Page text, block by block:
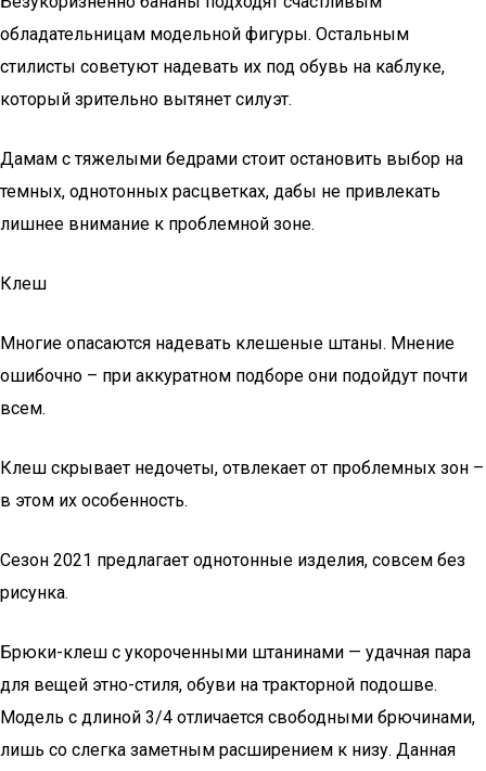
обладательницам модельной фигуры. Остальным
стилисты советуют надевать их под обувь на каблуке,
который зрительно вытянет силуэт.
Дамам с тяжелыми бедрами стоит остановить выбор на
темных, однотонных расцветках, дабы не привлекать
лишнее внимание к проблемной зоне.
Клеш
Многие опасаются надевать клешеные штаны. Мнение
ошибочно – при аккуратном подборе они подойдут почти
всем.
Клеш скрывает недочеты, отвлекает от проблемных зон –
в этом их особенность.
Сезон 2021 предлагает однотонные изделия, совсем без
рисунка.
Брюки-клеш с укороченными штанинами — удачная пара
для вещей этно-стиля, обуви на тракторной подошве.
Модель с длиной 3/4 отличается свободными брючинами,
лишь со слегка заметным расширением к низу. Данная